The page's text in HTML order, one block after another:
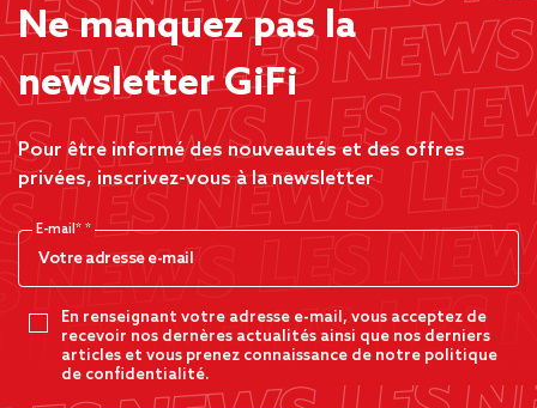
Ne manquez pas la
newsletter GiFi
Pour être informé des nouveautés et des offres
privées, inscrivez-vous à la newsletter
E-mail*
En renseignant votre adresse e-mail, vous acceptez de
recevoir nos dernères actualités ainsi que nos derniers
articles et vous prenez connaissance de notre politique
de confidentialité.